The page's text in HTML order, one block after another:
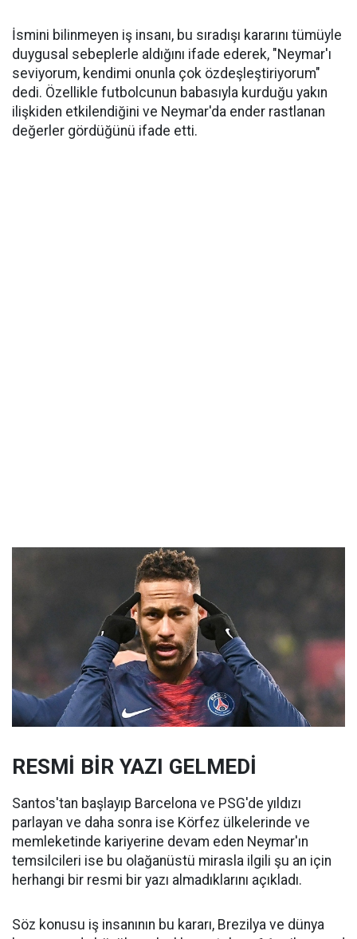
İsmini bilinmeyen iş insanı, bu sıradışı kararını tümüyle
duygusal sebeplerle aldığını ifade ederek, "Neymar'ı
seviyorum, kendimi onunla çok özdeşleştiriyorum"
dedi. Özellikle futbolcunun babasıyla kurduğu yakın
ilişkiden etkilendiğini ve Neymar'da ender rastlanan
değerler gördüğünü ifade etti.
RESMİ BİR YAZI GELMEDİ
Santos'tan başlayıp Barcelona ve PSG'de yıldızı
parlayan ve daha sonra ise Körfez ülkelerinde ve
memleketinde kariyerine devam eden Neymar'ın
temsilcileri ise bu olağanüstü mirasla ilgili şu an için
herhangi bir resmi bir yazı almadıklarını açıkladı.
Söz konusu iş insanının bu kararı, Brezilya ve dünya